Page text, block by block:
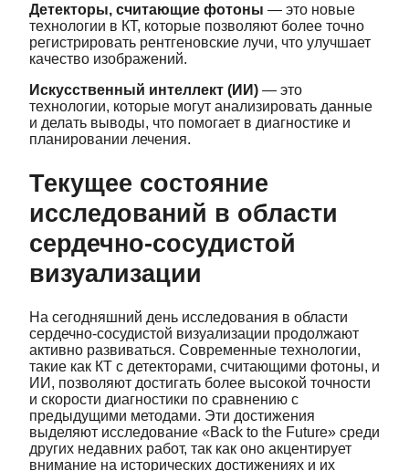
Детекторы, считающие фотоны — это новые
технологии в КТ, которые позволяют более точно
регистрировать рентгеновские лучи, что улучшает
качество изображений.
Искусственный интеллект (ИИ) — это
технологии, которые могут анализировать данные
и делать выводы, что помогает в диагностике и
планировании лечения.
Текущее состояние
исследований в области
сердечно-сосудистой
визуализации
На сегодняшний день исследования в области
сердечно-сосудистой визуализации продолжают
активно развиваться. Современные технологии,
такие как КТ с детекторами, считающими фотоны, и
ИИ, позволяют достигать более высокой точности
и скорости диагностики по сравнению с
предыдущими методами. Эти достижения
выделяют исследование «Back to the Future» среди
других недавних работ, так как оно акцентирует
внимание на исторических достижениях и их